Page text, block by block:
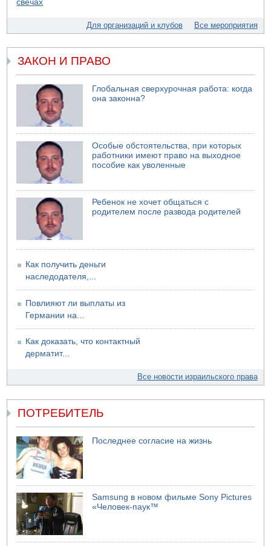
Для организаций и клубов Все мероприятия
ЗАКОН И ПРАВО
Глобальная сверхурочная работа: когда
она законна?
Особые обстоятельства, при которых
работники имеют право на выходное
пособие как уволенные
Ребенок не хочет общаться с
родителем после развода родителей
Как получить деньги
наследодателя,...
Повлияют ли выплаты из
Германии на...
Как доказать, что контактный
дерматит...
Все новости израильского права
ПОТРЕБИТЕЛЬ
Последнее согласие на жизнь
Samsung в новом фильме Sony Pictures
«Человек-паук™